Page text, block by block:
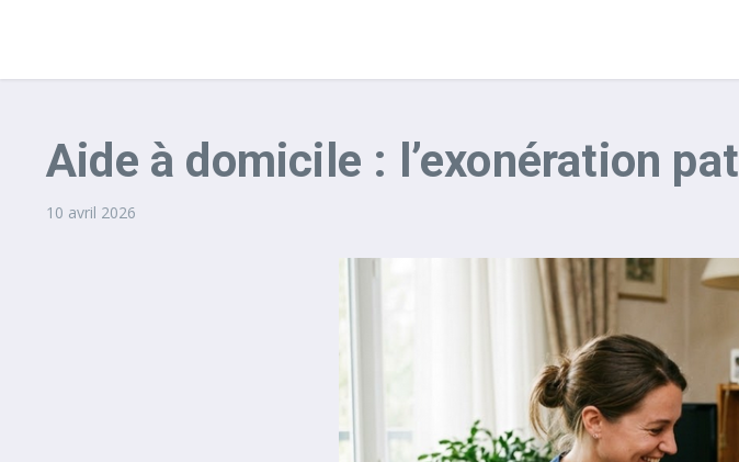
Aide à domicile : l’exonération
10 avril 2026